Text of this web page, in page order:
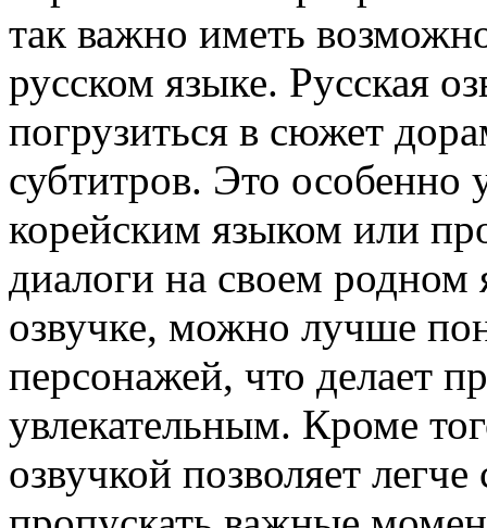
так важно иметь
русском языке. Русская
погрузиться в сюжет
субтитров. Это особенно
корейским языком или
диалоги на своем родном
озвучке, можно лучше
персонажей, что делает
увлекательным. Кроме
озвучкой позволяет